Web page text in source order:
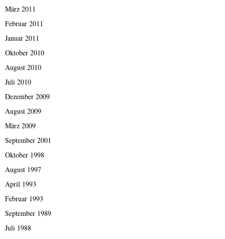
März 2011
Februar 2011
Januar 2011
Oktober 2010
August 2010
Juli 2010
Dezember 2009
August 2009
März 2009
September 2001
Oktober 1998
August 1997
April 1993
Februar 1993
September 1989
Juli 1988